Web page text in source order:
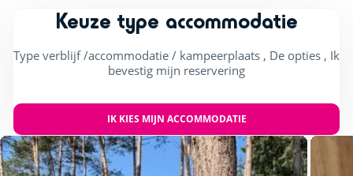
Keuze type accommodatie
Type verblijf /accommodatie / kampeerplaats , De opties , Ik
bevestig mijn reservering
IK KIES MIJN ACCOMMODATIE